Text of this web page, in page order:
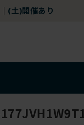
(土)開催あり